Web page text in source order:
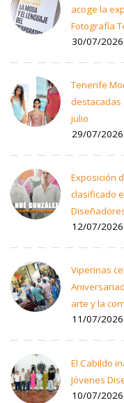
acoge la
Fotografía
30/07/2026
Tenerife
destacadas
julio
29/07/2026
Exposición
clasificado
12/07/2026
Viperinas
arte y la
11/07/2026
El Cabildo
Jóvenes
10/07/2026